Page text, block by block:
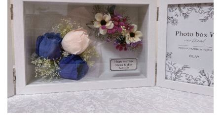
リンク
JDCA(ディスプレイスクール)
店舗情報・営業日
会社情報
採用情報